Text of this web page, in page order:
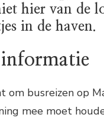
hier van de
in de haven.
om busreizen op
mee moet